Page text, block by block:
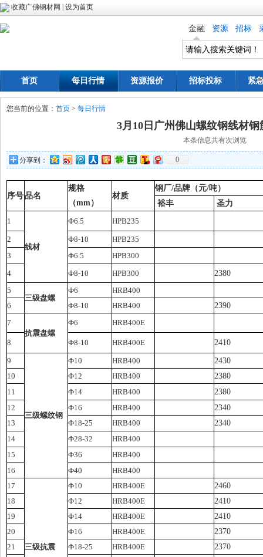
收藏广佛钢材网 设为首页
金融 资源 招标
首页 每日行情 资源报价 招标投标 紧
您当前的位置： 首页 > 每日行情
3月10日广州佛山螺纹钢线材
本条信息共有次浏览
分享到： 0
序号品名
规格
（mm）
材质
钢厂/品牌（元/吨）
裕丰
圣力
1
线材
Ф6.5 HPB235
2 Ф8-10
HPB235
3
Ф6.5
HPB300
4
Ф8-10 HPB300
2380
5
三级盘螺
Ф6
HRB400
6
Ф8-10 HRB400
2390
7
抗震盘螺
Ф6 HRB400E
8 Ф8-10 HRB400E 2410
9
三级螺纹钢
Ф10 HRB400
2430
10
Ф12 HRB400
2380
11
Ф14 HRB400
2380
12
Ф16 HRB400
2340
13
Ф18-25 HRB400
2340
14
Ф28-32
HRB400
15
Ф36
HRB400
16
Ф40
HRB400
17
三级抗震
Ф10 HRB400E
2460
18
Ф12 HRB400E
2410
19
Ф14 HRB400E
2410
20
Ф16 HRB400E
2370
21
Ф18-25 HRB400E
2370